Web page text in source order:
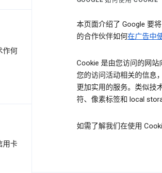
作何
用卡
本页面介绍了 Google 要
的合作伙伴如何在广告中
Cookie 是由您访问的网
您的访问活动相关的信息
更加实用的服务。类似技
符、像素标签和 local
如需了解我们在使用